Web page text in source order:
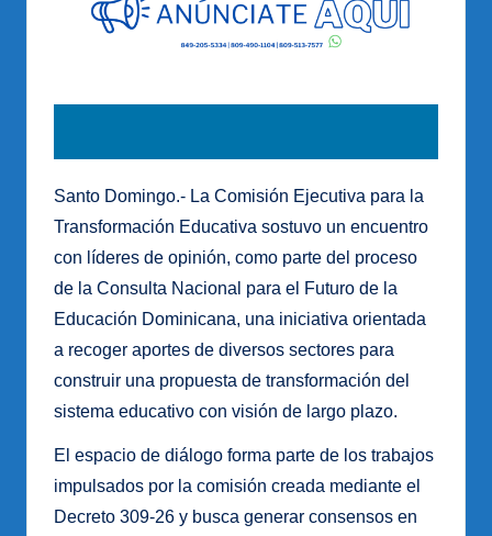
Santo Domingo.- La Comisión Ejecutiva para la
Transformación Educativa sostuvo un encuentro
con líderes de opinión, como parte del proceso
de la Consulta Nacional para el Futuro de la
Educación Dominicana, una iniciativa orientada
a recoger aportes de diversos sectores para
construir una propuesta de transformación del
sistema educativo con visión de largo plazo.
El espacio de diálogo forma parte de los trabajos
impulsados por la comisión creada mediante el
Decreto 309-26 y busca generar consensos en